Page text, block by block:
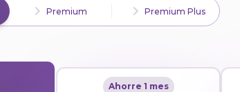
Premium Premium Plus
Ahorre 1 mes